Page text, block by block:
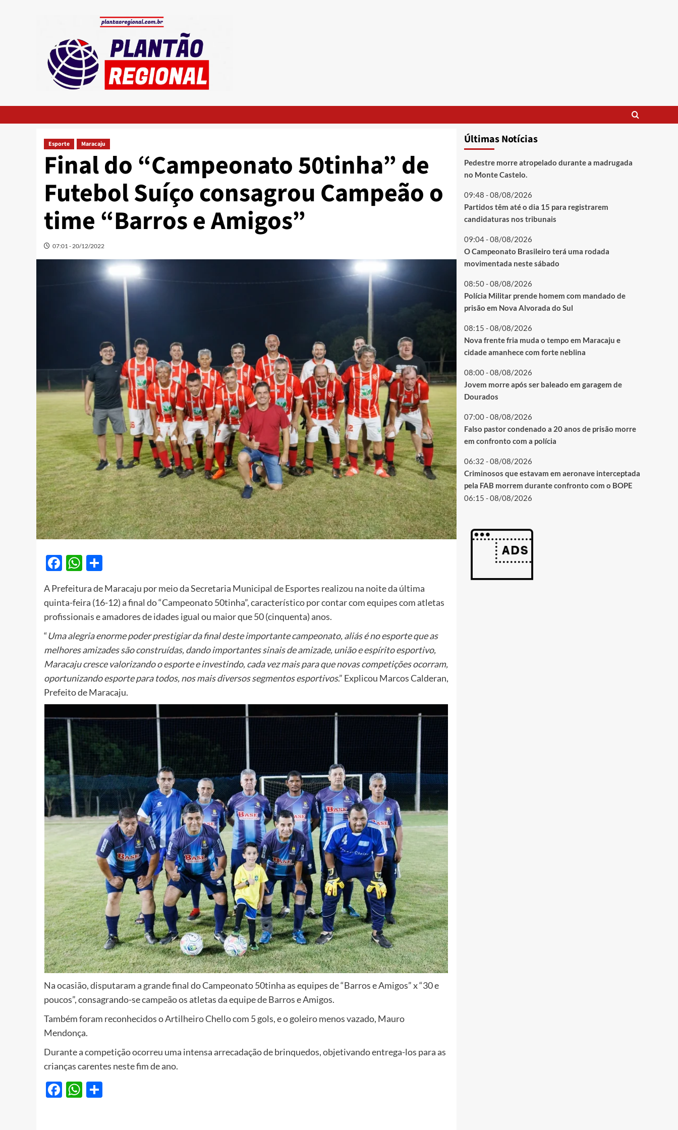
Esporte Maracaju
Final do “Campeonato 50tinha” de
Futebol Suíço consagrou Campeão o
time “Barros e Amigos”
07:01 - 20/12/2022
Facebook
WhatsApp
A Prefeitura de Maracaju por meio da Secretaria Municipal de Esportes realizou na noite da última
quinta-feira (16-12) a final do “Campeonato 50tinha”, característico por contar com equipes com atletas
profissionais e amadores de idades igual ou maior que 50 (cinquenta) anos.
“Uma alegria enorme poder prestigiar da final deste importante campeonato, aliás é no esporte que as
melhores amizades são construídas, dando importantes sinais de amizade, união e espírito esportivo,
Maracaju cresce valorizando o esporte e investindo, cada vez mais para que novas competições ocorram,
oportunizando esporte para todos, nos mais diversos segmentos esportivos.” Explicou Marcos Calderan,
Prefeito de Maracaju.
Na ocasião, disputaram a grande final do Campeonato 50tinha as equipes de “Barros e Amigos” x “30 e
poucos”, consagrando-se campeão os atletas da equipe de Barros e Amigos.
Também foram reconhecidos o Artilheiro Chello com 5 gols, e o goleiro menos vazado, Mauro
Mendonça.
Durante a competição ocorreu uma intensa arrecadação de brinquedos, objetivando entrega-los para as
crianças carentes neste fim de ano.
Facebook
WhatsApp
Últimas Notícias
Pedestre morre atropelado durante a madrugada
no Monte Castelo.
09:48 - 08/08/2026
Partidos têm até o dia 15 para registrarem
candidaturas nos tribunais
09:04 - 08/08/2026
O Campeonato Brasileiro terá uma rodada
movimentada neste sábado
08:50 - 08/08/2026
Polícia Militar prende homem com mandado de
prisão em Nova Alvorada do Sul
08:15 - 08/08/2026
Nova frente fria muda o tempo em Maracaju e
cidade amanhece com forte neblina
08:00 - 08/08/2026
Jovem morre após ser baleado em garagem de
Dourados
07:00 - 08/08/2026
Falso pastor condenado a 20 anos de prisão morre
em confronto com a polícia
06:32 - 08/08/2026
Criminosos que estavam em aeronave interceptada
pela FAB morrem durante confronto com o BOPE
06:15 - 08/08/2026